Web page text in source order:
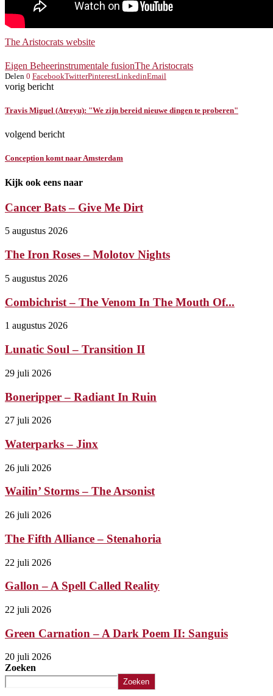
The Aristocrats website
Eigen Beheerinstrumentale fusionThe Aristocrats
Delen 0 FacebookTwitterPinterestLinkedinEmail
vorig bericht
Travis Miguel (Atreyu): "We zijn bereid nieuwe dingen te proberen"
volgend bericht
Conception komt naar Amsterdam
Kijk ook eens naar
Cancer Bats – Give Me Dirt
5 augustus 2026
The Iron Roses – Molotov Nights
5 augustus 2026
Combichrist – The Venom In The Mouth Of...
1 augustus 2026
Lunatic Soul – Transition II
29 juli 2026
Boneripper – Radiant In Ruin
27 juli 2026
Waterparks – Jinx
26 juli 2026
Wailin’ Storms – The Arsonist
26 juli 2026
The Fifth Alliance – Stenahoria
22 juli 2026
Gallon – A Spell Called Reality
22 juli 2026
Green Carnation – A Dark Poem II: Sanguis
20 juli 2026
Zoeken
Zoeken